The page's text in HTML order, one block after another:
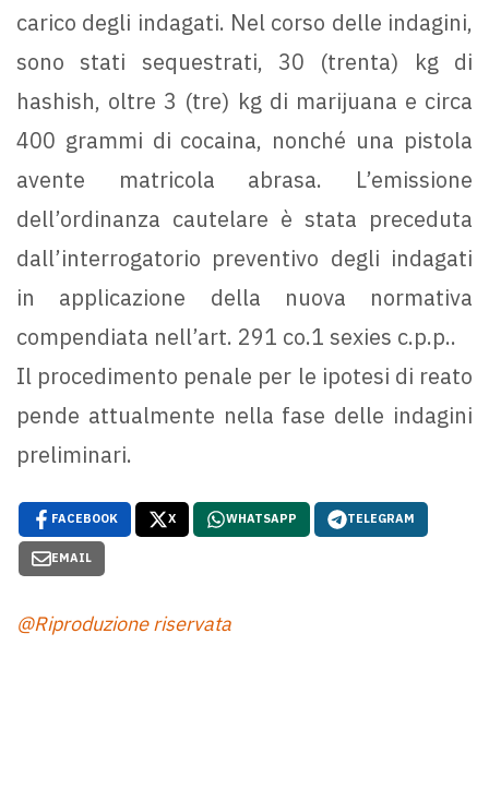
carico degli indagati. Nel corso delle indagini,
sono stati sequestrati, 30 (trenta) kg di
hashish, oltre 3 (tre) kg di marijuana e circa
400 grammi di cocaina, nonché una pistola
avente matricola abrasa. L’emissione
dell’ordinanza cautelare è stata preceduta
dall’interrogatorio preventivo degli indagati
in applicazione della nuova normativa
compendiata nell’art. 291 co.1 sexies c.p.p..
Il procedimento penale per le ipotesi di reato
pende attualmente nella fase delle indagini
preliminari.
FACEBOOK X WHATSAPP TELEGRAM
EMAIL
@Riproduzione riservata